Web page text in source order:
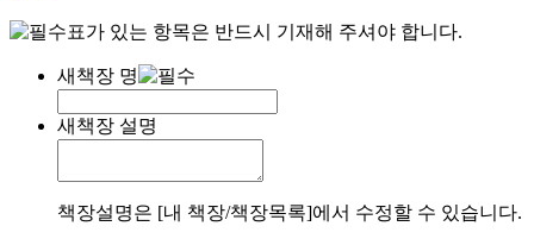
표가 있는 항목은 반드시 기재해 주셔야 합니다.
새책장 명
새책장 설명
책장설명은 [내 책장/책장목록]에서 수정할 수 있습니다.